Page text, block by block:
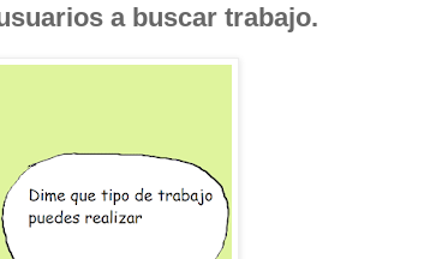
a buscar trabajo.